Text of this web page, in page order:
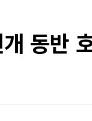
동반